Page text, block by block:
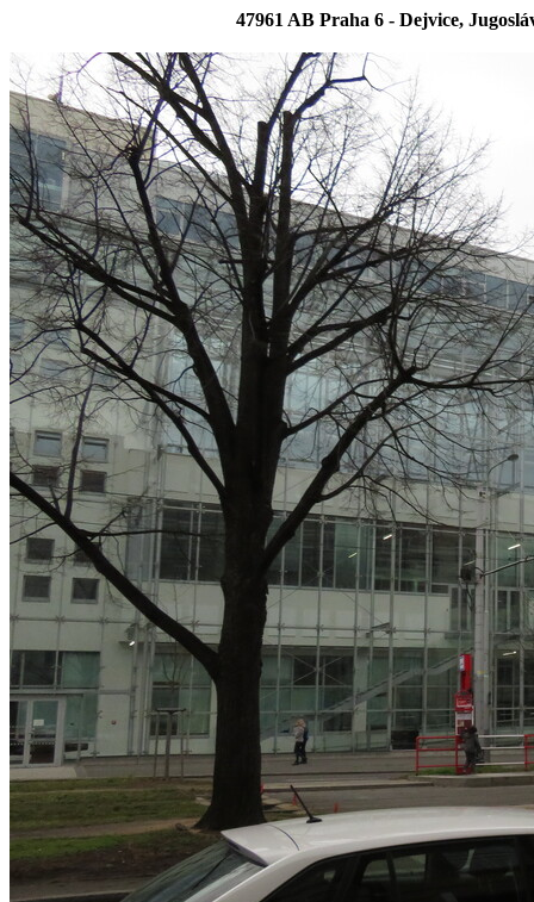
47961 AB Praha 6 - Dejvice,